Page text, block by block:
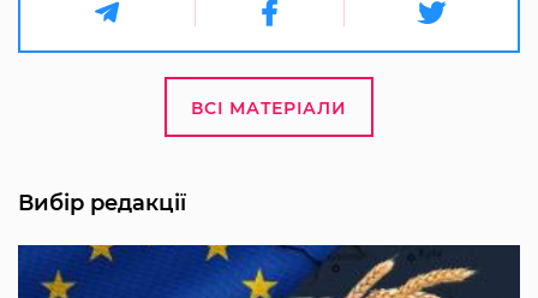
ВСІ МАТЕРІАЛИ
Вибір редакції